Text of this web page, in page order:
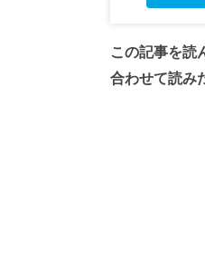
この記事を読
合わせて読み